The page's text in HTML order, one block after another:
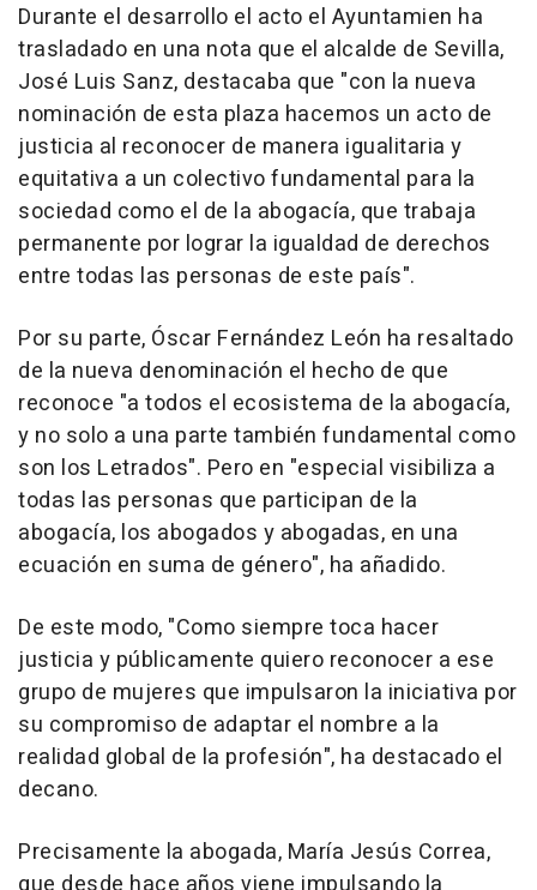
Durante el desarrollo el acto el Ayuntamien ha
trasladado en una nota que el alcalde de Sevilla,
José Luis Sanz, destacaba que "con la nueva
nominación de esta plaza hacemos un acto de
justicia al reconocer de manera igualitaria y
equitativa a un colectivo fundamental para la
sociedad como el de la abogacía, que trabaja
permanente por lograr la igualdad de derechos
entre todas las personas de este país".
Por su parte, Óscar Fernández León ha resaltado
de la nueva denominación el hecho de que
reconoce "a todos el ecosistema de la abogacía,
y no solo a una parte también fundamental como
son los Letrados". Pero en "especial visibiliza a
todas las personas que participan de la
abogacía, los abogados y abogadas, en una
ecuación en suma de género", ha añadido.
De este modo, "Como siempre toca hacer
justicia y públicamente quiero reconocer a ese
grupo de mujeres que impulsaron la iniciativa por
su compromiso de adaptar el nombre a la
realidad global de la profesión", ha destacado el
decano.
Precisamente la abogada, María Jesús Correa,